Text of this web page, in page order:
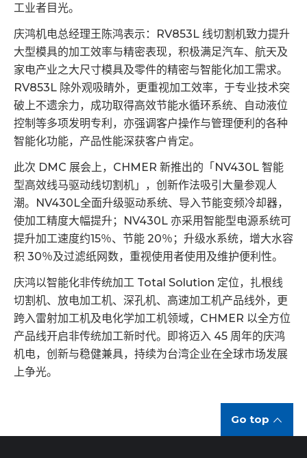
工业者目光。
庆鸿机电总经理王陈鸿表示：RV853L 线切割机致力提升
大型模具的加工效率与精密表现，积极满足汽车、航天及
家电产业之大尺寸模具及零件的精密与智能化加工需求。
RV853L 除外观吸睛外，更重视加工效率，于专业技术突
破上不遗余力，成功取得高效节能水循环系统、自动液位
控制等多项发明专利，亦强调客户操作与管理便利的各种
智能化功能，产品性能深获客户肯定。
此次 DMC 展会上，CHMER 新推出的「NV430L 智能
型高效线马驱动线切割机」，创新作法吸引大量参观人
潮。NV430L全面升级驱动系统、导入节能变频冷却器，
使加工精度大幅提升；NV430L 亦采用智能型电源系统可
提升加工速度约15％、节能 20％；升级水系统，增大水容
积 30％及过滤纸网数，重视使用者使用及维护便利性。
庆鸿以智能化非传统加工 Total Solution 定位，扎根线
切割机、放电加工机、深孔机、高速加工机产品线外，更
跨入雷射加工机及电化学加工机领域，CHMER 以全方位
产品线开启非传统加工新时代。即将迈入 45 周年的庆鸿
机电，创新与稳健兼具，持续为台湾企业在全球市场发展
上争光。
Go top